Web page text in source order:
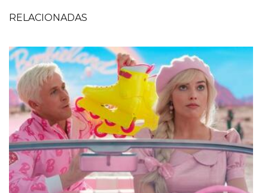
RELACIONADAS
Imagen